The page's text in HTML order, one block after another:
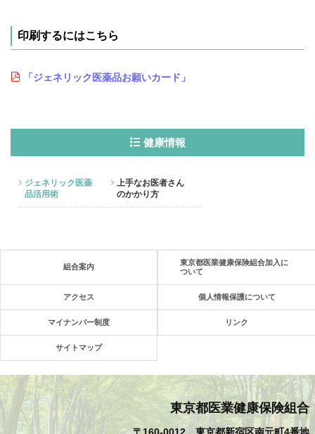
印刷するにはこちら
「ジェネリック医薬品お願いカード」
健康情報
ジェネリック医薬
品活用術
上手なお医者さん
のかかり方
組合案内
東京都医業健康保険組合加入に
ついて
アクセス 個人情報保護について
マイナンバー制度 リンク
サイトマップ
東京都医業健康保険組合